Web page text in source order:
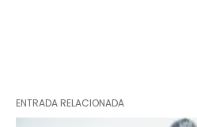
ENTRADA RELACIONADA